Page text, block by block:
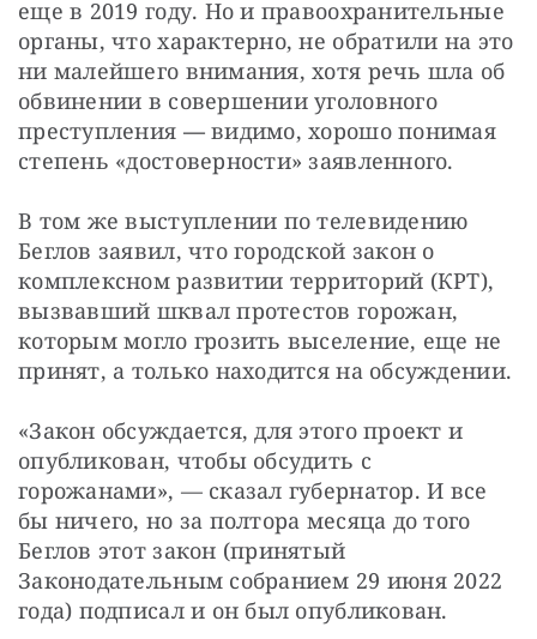
еще в 2019 году. Но и правоохранительные
органы, что характерно, не обратили на это
ни малейшего внимания, хотя речь шла об
обвинении в совершении уголовного
преступления — видимо, хорошо понимая
степень «достоверности» заявленного.
В том же выступлении по телевидению
Беглов заявил, что городской закон о
комплексном развитии территорий (КРТ),
вызвавший шквал протестов горожан,
которым могло грозить выселение, еще не
принят, а только находится на обсуждении.
«Закон обсуждается, для этого проект и
опубликован, чтобы обсудить с
горожанами», — сказал губернатор. И все
бы ничего, но за полтора месяца до того
Беглов этот закон (принятый
Законодательным собранием 29 июня 2022
года) подписал и он был опубликован.